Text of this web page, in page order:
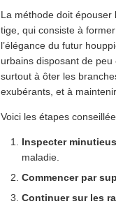
La méthode doit épouser
tige, qui consiste à
l’élégance du futur
urbains disposant de peu
surtout à ôter les
exubérants, et à
Voici les étapes
Inspecter
maladie.
Commencer par
Continuer sur les